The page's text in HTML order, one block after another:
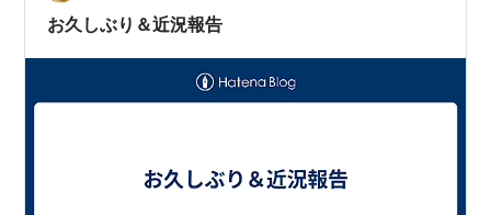
お久しぶり＆近況報告